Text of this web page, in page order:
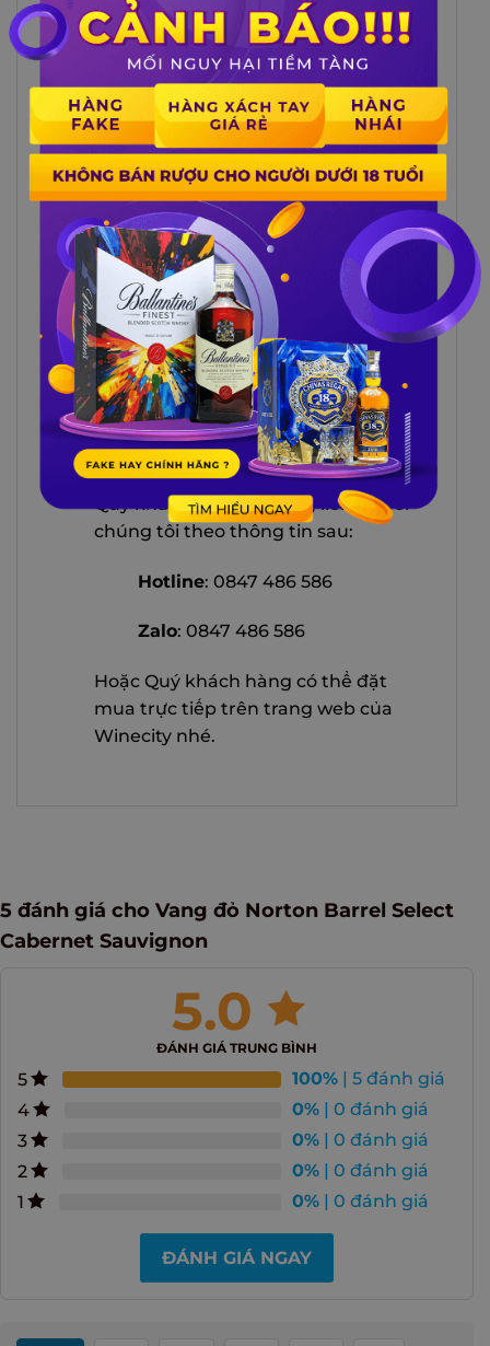
hưởng trọn vẹn hương vị cuộc sống
cũng như hương vị tuyệt hảo của
loại vang đỏ đến từ nhà Norton này
nhé.
Mua Vang đỏ Norton Barrel Select
Cabernet Sauvignon tại Winecity
Vào những ngày bận rộn hoặc muốn
tặng một chai Vang đỏ Norton
Barrel Select Cabernet
Sauvignon
cho bạn bè hay người
thân của mình, Quý khách hàng có
thể liên hệ trực tiếp Website
https://winecity.vn/để được tư vấn
cụ thể và giao hàng đến tận nhà, tận
nơi mà Quý khách hàng muốn biếu
tặng.
Quý khách hàng vui lòng liên hệ với
chúng tôi theo thông tin sau:
Hotline: 0847 486 586
Zalo: 0847 486 586
Hoặc Quý khách hàng có thể đặt
mua trực tiếp trên trang web của
Winecity nhé.
5 đánh giá cho Vang đỏ Norton Barrel Select
Cabernet Sauvignon
5.0
ĐÁNH GIÁ TRUNG BÌNH
5 100% | 5 đánh giá
4
0% | 0 đánh giá
3
0% | 0 đánh giá
2
0% | 0 đánh giá
1
0% | 0 đánh giá
ĐÁNH GIÁ NGAY